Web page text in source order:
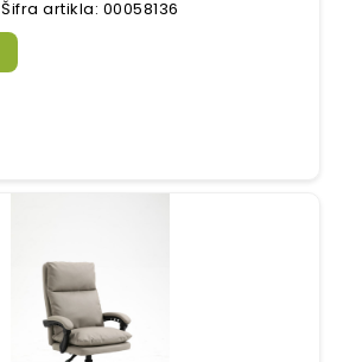
Šifra artikla: 00058136